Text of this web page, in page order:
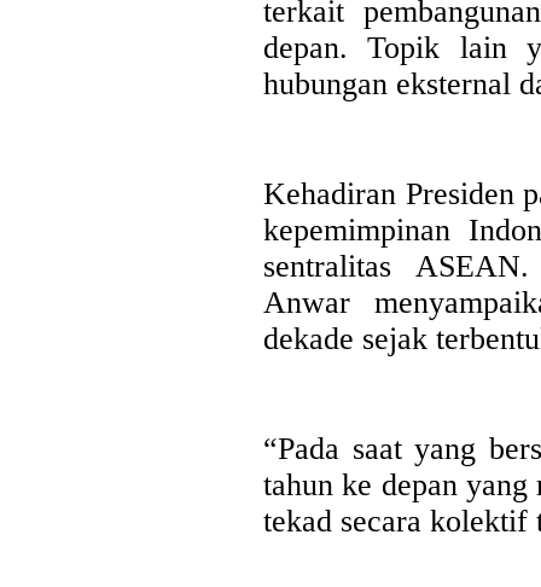
Bank Jatim Dukung Misi Dagang Dan
HONG KONG, KORANRAKYAT.COM,-23 Juli 2026. PT
Tbk (Bank Jatim) terus mendorong pertumbuhan ekonomi
terkait
depan. Topik lain
hubungan eksternal
Kehadiran Presiden
kepemimpinan
sentralitas
Anwar
dekade sejak
“Pada saat yang
tahun ke depan
tekad secara kolektif